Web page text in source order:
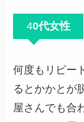
40代女性
何度もリピー
るとかかとが
屋さんでも合